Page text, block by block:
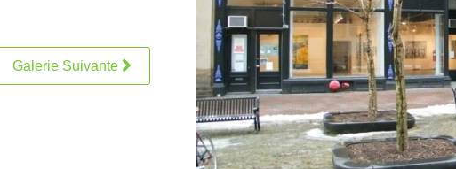
Galerie Suivante